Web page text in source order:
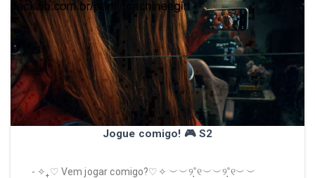
Jogue comigo! 🎮 S2
- ✧₊♡ Vem jogar comigo?♡✧ ︶︶୨˚̣̣̣୧︶︶୨˚̣̣̣୧︶︶